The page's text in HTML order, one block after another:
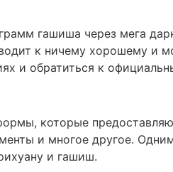
гашиша через мега
к ничему хорошему
и обратиться к
которые
и многое другое.
и гашиш.